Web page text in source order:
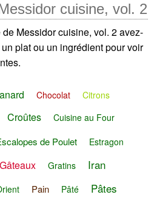
cuisine, vol. 2
Messidor cuisine, vol. 2 avez-
plat ou un ingrédient pour voir
Chocolat
Citrons
Croûtes Cuisine au Four
de Poulet Estragon
Gâteaux Gratins Iran
Pain Pâté Pâtes